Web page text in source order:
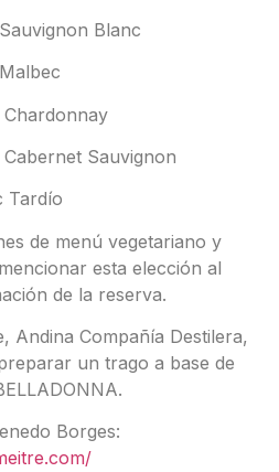
Blanc
Chardonnay
Sauvignon
Tardío
de menú vegetariano y
esta elección al
de la reserva.
Andina Compañía Destilera,
un trago a base de
Borges: